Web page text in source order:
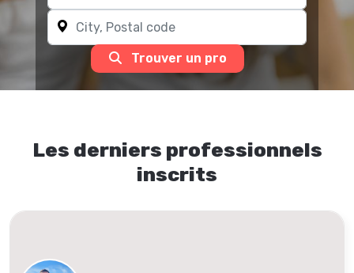
Trouver un pro
Les derniers professionnels
inscrits